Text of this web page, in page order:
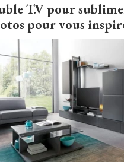
avec l'extérieur,
T.V pour
pour vous